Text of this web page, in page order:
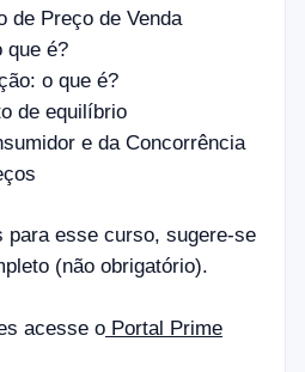
de Preço de Venda
que é?
o que é?
de equilíbrio
e da Concorrência
para esse curso, sugere-se
(não obrigatório).
acesse o Portal Prime